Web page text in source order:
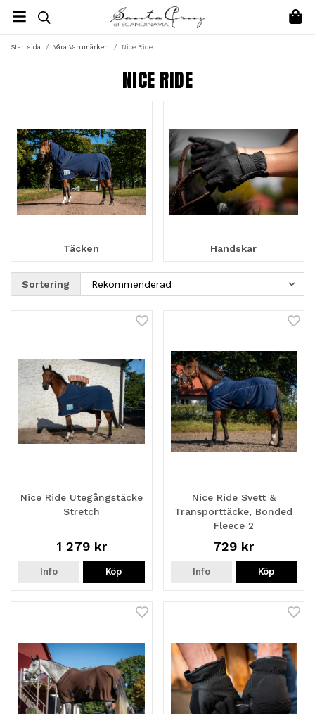
Startsida / Våra Varumärken / Nice Ride
NICE RIDE
Täcken Handskar
Sortering
Nice Ride Utegångstäcke
Stretch
1 279 kr
Info Köp
Nice Ride Svett &
Transporttäcke, Bonded
Fleece 2
729 kr
Info Köp